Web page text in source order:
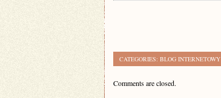
CATEGORIES: BLOG INTERNETOWY
Comments are closed.